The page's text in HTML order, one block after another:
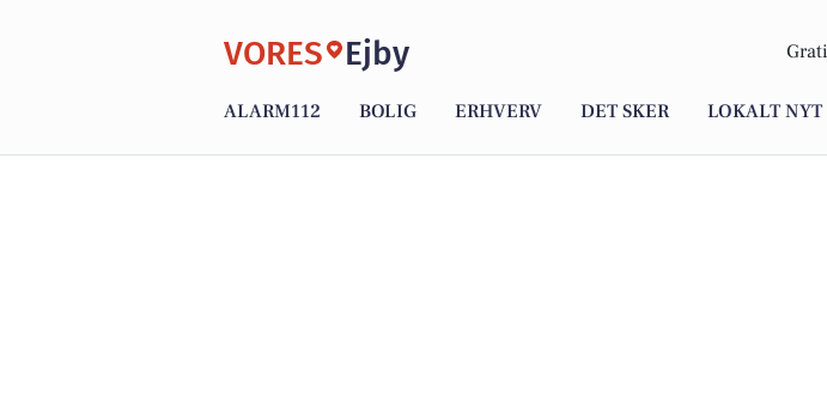
VORES Ejby
ALARM112 BOLIG ERHVERV DET SKER LOKALT NYT